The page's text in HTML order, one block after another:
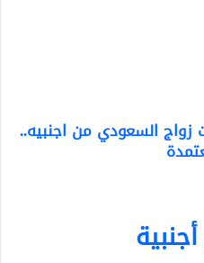
زواج السعودي من اجنبيه..